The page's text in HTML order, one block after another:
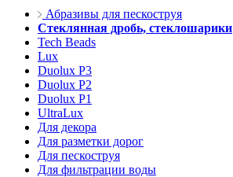
Абразивы для пескоструя
Стеклянная дробь, стеклошарики
Tech Beads
Lux
Duolux P3
Duolux P2
Duolux P1
UltraLux
Для декора
Для разметки дорог
Для пескоструя
Для фильтрации воды